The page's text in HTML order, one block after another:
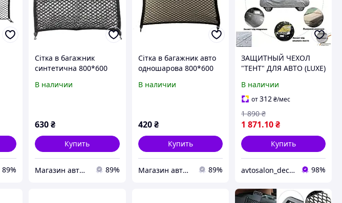
89%
Сітка в багажник
синтетична 800*600
В наличии
630₴
Купить
Магазин авточехлов и аксессуаров "Barda4ek" 89%
Сітка в багажник авто
одношарова 800*600
В наличии
420 ₴
Купить
Магазин авточехлов и аксессуаров "Barda4ek" 89%
ЗАЩИТНЫЙ ЧЕХОЛ
"ТЕНТ" ДЛЯ АВТО (LUXE)
В наличии
от312 ₴/мес
1 871.10₴
1 890 ₴
Купить
avtosalon_decor shop 98%